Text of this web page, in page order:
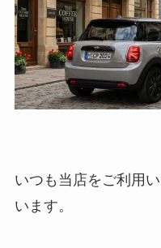
いつも当店をご利用
います。